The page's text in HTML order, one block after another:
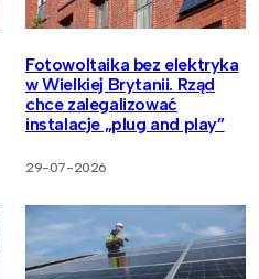
Fotowoltaika bez elektryka
w Wielkiej Brytanii. Rząd
chce zalegalizować
instalacje „plug and play”
29-07-2026